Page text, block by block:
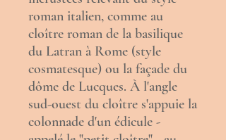
roman italien, comme au
cloître roman de la basilique
du Latran à Rome (style
cosmatesque) ou la façade du
dôme de Lucques. À l'angle
sud-ouest du cloître s'appuie la
colonnade d'un édicule -